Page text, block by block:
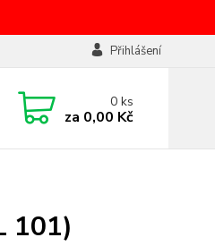
Přihlášení
0ks
za 0,00 Kč
101)